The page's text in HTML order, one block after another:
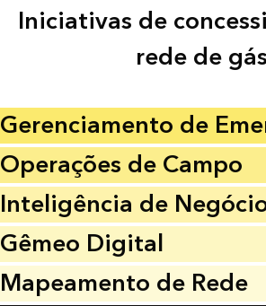
Iniciativas de
rede de gás
Gerenciamento de
Operações de Campo
Inteligência de
Gêmeo Digital
Mapeamento de Rede